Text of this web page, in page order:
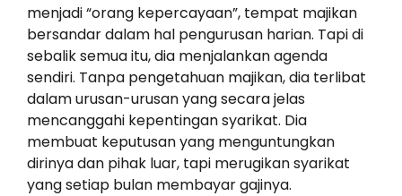
menjadi “orang kepercayaan”, tempat majikan
bersandar dalam hal pengurusan harian. Tapi di
sebalik semua itu, dia menjalankan agenda
sendiri. Tanpa pengetahuan majikan, dia terlibat
dalam urusan-urusan yang secara jelas
mencanggahi kepentingan syarikat. Dia
membuat keputusan yang menguntungkan
dirinya dan pihak luar, tapi merugikan syarikat
yang setiap bulan membayar gajinya.